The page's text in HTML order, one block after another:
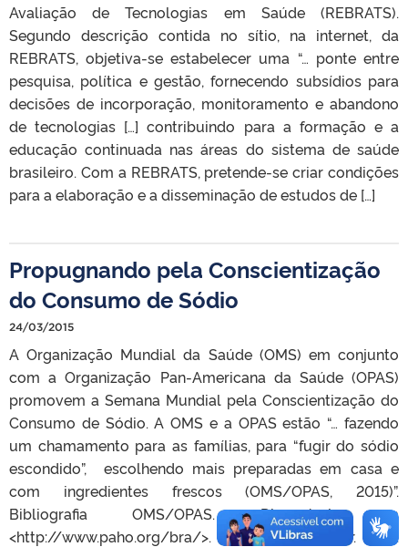
Avaliação de Tecnologias em Saúde (REBRATS).
Segundo descrição contida no sítio, na internet, da
REBRATS, objetiva-se estabelecer uma “… ponte entre
pesquisa, política e gestão, fornecendo subsídios para
decisões de incorporação, monitoramento e abandono
de tecnologias […] contribuindo para a formação e a
educação continuada nas áreas do sistema de saúde
brasileiro. Com a REBRATS, pretende-se criar condições
para a elaboração e a disseminação de estudos de […]
Propugnando pela Conscientização
do Consumo de Sódio
24/03/2015
A Organização Mundial da Saúde (OMS) em conjunto
com a Organização Pan-Americana da Saúde (OPAS)
promovem a Semana Mundial pela Conscientização do
Consumo de Sódio. A OMS e a OPAS estão “… fazendo
um chamamento para as famílias, para “fugir do sódio
escondido”, escolhendo mais preparadas em casa e
com ingredientes frescos (OMS/OPAS, 2015)”.
Bibliografia OMS/OPAS. Disponível em
<http://www.paho.org/bra/>. Acesso em 24 mar. 2015.